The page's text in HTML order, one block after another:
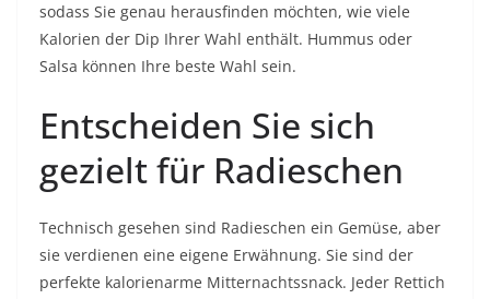
sodass Sie genau herausfinden möchten, wie viele
Kalorien der Dip Ihrer Wahl enthält. Hummus oder
Salsa können Ihre beste Wahl sein.
Entscheiden Sie sich
gezielt für Radieschen
Technisch gesehen sind Radieschen ein Gemüse, aber
sie verdienen eine eigene Erwähnung. Sie sind der
perfekte kalorienarme Mitternachtssnack. Jeder Rettich